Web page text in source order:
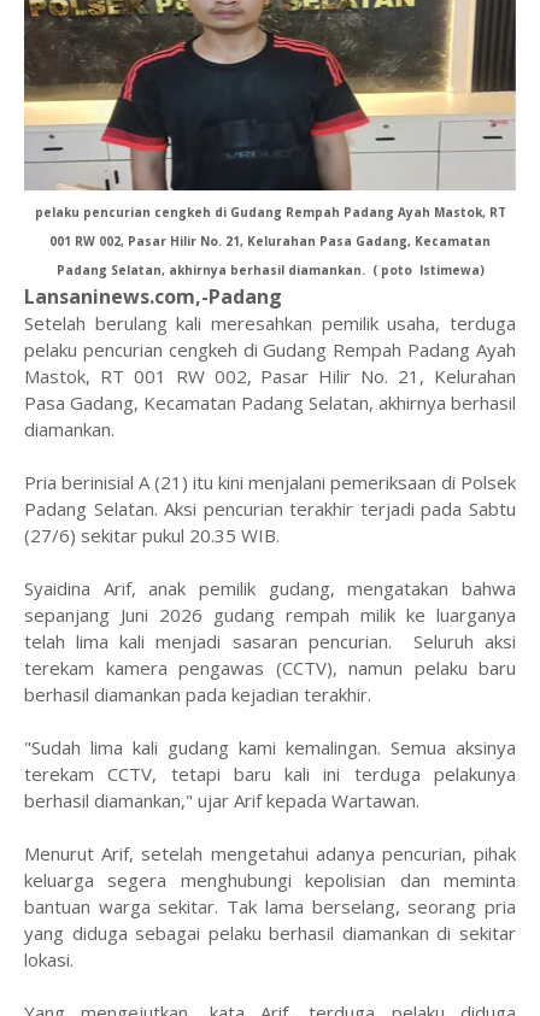
pelaku pencurian cengkeh di Gudang Rempah Padang Ayah Mastok, RT
001 RW 002, Pasar Hilir No. 21, Kelurahan Pasa Gadang, Kecamatan
Padang Selatan, akhirnya berhasil diamankan. ( poto Istimewa)
Lansaninews.com,-Padang
Setelah berulang kali meresahkan pemilik usaha, terduga
pelaku pencurian cengkeh di Gudang Rempah Padang Ayah
Mastok, RT 001 RW 002, Pasar Hilir No. 21, Kelurahan
Pasa Gadang, Kecamatan Padang Selatan, akhirnya berhasil
diamankan.
Pria berinisial A (21) itu kini menjalani pemeriksaan di Polsek
Padang Selatan. Aksi pencurian terakhir terjadi pada Sabtu
(27/6) sekitar pukul 20.35 WIB.
Syaidina Arif, anak pemilik gudang, mengatakan bahwa
sepanjang Juni 2026 gudang rempah milik ke luarganya
telah lima kali menjadi sasaran pencurian. Seluruh aksi
terekam kamera pengawas (CCTV), namun pelaku baru
berhasil diamankan pada kejadian terakhir.
"Sudah lima kali gudang kami kemalingan. Semua aksinya
terekam CCTV, tetapi baru kali ini terduga pelakunya
berhasil diamankan," ujar Arif kepada Wartawan.
Menurut Arif, setelah mengetahui adanya pencurian, pihak
keluarga segera menghubungi kepolisian dan meminta
bantuan warga sekitar. Tak lama berselang, seorang pria
yang diduga sebagai pelaku berhasil diamankan di sekitar
lokasi.